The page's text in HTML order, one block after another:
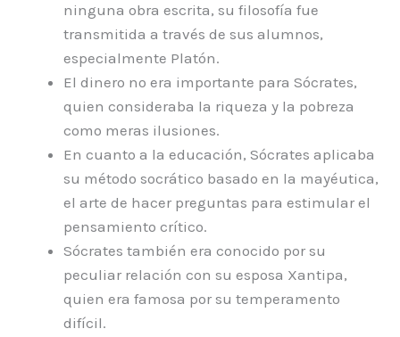
ninguna obra escrita, su filosofía fue
transmitida a través de sus alumnos,
especialmente Platón.
El dinero no era importante para Sócrates,
quien consideraba la riqueza y la pobreza
como meras ilusiones.
En cuanto a la educación, Sócrates aplicaba
su método socrático basado en la mayéutica,
el arte de hacer preguntas para estimular el
pensamiento crítico.
Sócrates también era conocido por su
peculiar relación con su esposa Xantipa,
quien era famosa por su temperamento
difícil.